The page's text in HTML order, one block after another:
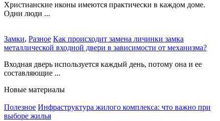
Христианские иконы имеются практически в каждом доме.
Одни люди ...
Замки, Разное Как происходит замена личинки замка
металлической входной двери в зависимости от механизма?
Входная дверь используется каждый день, потому она и ее
составляющие ...
Новые материалы
Полезное Инфраструктура жилого комплекса: что важно при
выборе жилья